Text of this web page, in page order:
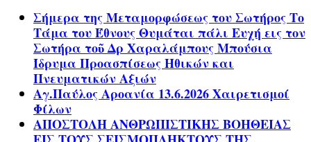
Σήμερα της Μεταμορφώσεως του Σωτήρος Το
Τάμα του Έθνους Θυμάται πάλι Ευχή εις τον
Σωτήρα τοῦ Δρ Χαραλάμπους Μπούσια
Ίδρυμα Προασπίσεως Ηθικών και
Πνευματικών Αξιών
Αγ.Παύλος Αροανία 13.6.2026 Χαιρετισμοί
Φίλων
ΑΠΟΣΤΟΛΗ ΑΝΘΡΩΠΙΣΤΙΚΗΣ ΒΟΗΘΕΙΑΣ